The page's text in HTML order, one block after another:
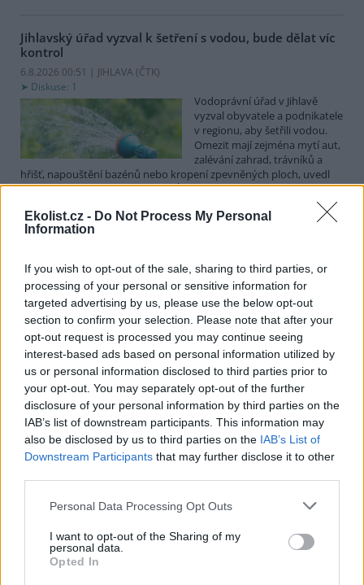
Ekolist.cz - Do Not Process My Personal
Information
If you wish to opt-out of the sale, sharing to third parties, or
processing of your personal or sensitive information for
targeted advertising by us, please use the below opt-out
section to confirm your selection. Please note that after your
opt-out request is processed you may continue seeing
interest-based ads based on personal information utilized by
us or personal information disclosed to third parties prior to
your opt-out. You may separately opt-out of the further
disclosure of your personal information by third parties on the
IAB’s list of downstream participants. This information may
also be disclosed by us to third parties on the IAB’s List of
Downstream Participants that may further disclose it to other
Personal Data Processing Opt Outs
I want to opt-out of the Sharing of my
personal data.
Opted In
Jihlavský úřad vyzval k šetření s vodou, bude dělat víc
kontrol
6.8.2026 00:51 | JIHLAVA (ČTK)
Diskuse: 1
Vodoprávní úřad v Jihlavě
vyzval obyvatele a podnikatele
v regionu, aby šetřili vodou.
Omezit mají zejména mytí aut,
zalévání zahrad, trávníků a
hřišť, napouštění bazénů nebo kropení zpevněných ploch, uvedl
mluvčí radnice Radovan Daněk. Úřad podle něj bude víc
kontrolovat povolené odběry. Výzva k šetření vodou platí pro
všechny obce spadající pod Jihlavu jako obec s rozšířenou
působností.
Celníci odhalili gang překupníků papoušků, zajistili
stovku ptáků
5.8.2026 20:13 ( ČTK
Celníci odhalili gang
překupníků chráněných druhů
papoušků působící v několika
krajích a zajistili asi stovku
ptáků. S odchytem a
zajištěním zvířat celníkům pomohly zoo v Praze, Zlíně a Ostravě. V
ostravské zahradě také papoušci nalezli dočasné útočiště. V
tiskové zprávě nawebucelníků to oznámila mluvčí Celní správy ČR
Martina Kaňková. Případem se zabývá policie.
pronásledovali velrybáře
Islandské úřady nařídily
vyhoštění 21 aktivistů